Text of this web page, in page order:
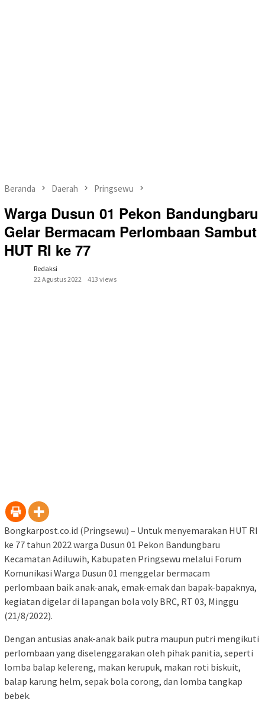
Beranda Daerah Pringsewu
Warga Dusun 01 Pekon Bandungbaru
Gelar Bermacam Perlombaan Sambut
HUT RI ke 77
Redaksi
22 Agustus 2022
413 views
Bongkarpost.co.id (Pringsewu) – Untuk menyemarakan HUT RI
ke 77 tahun 2022 warga Dusun 01 Pekon Bandungbaru
Kecamatan Adiluwih, Kabupaten Pringsewu melalui Forum
Komunikasi Warga Dusun 01 menggelar bermacam
perlombaan baik anak-anak, emak-emak dan bapak-bapaknya,
kegiatan digelar di lapangan bola voly BRC, RT 03, Minggu
(21/8/2022).
Dengan antusias anak-anak baik putra maupun putri mengikuti
perlombaan yang diselenggarakan oleh pihak panitia, seperti
lomba balap kelereng, makan kerupuk, makan roti biskuit,
balap karung helm, sepak bola corong, dan lomba tangkap
bebek.